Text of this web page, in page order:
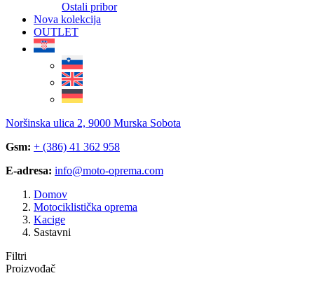
Ostali pribor
Nova kolekcija
OUTLET
Noršinska ulica 2, 9000 Murska Sobota
Gsm: + (386) 41 362 958
E-adresa: info@moto-oprema.com
Domov
Motociklistička oprema
Kacige
Sastavni
Filtri
Proizvođač